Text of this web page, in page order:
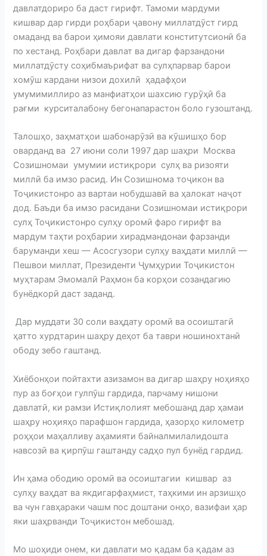
давлатдориро ба даст гирифт. Тамоми мардуми
кишвар дар гирди роҳбари ҷавону миллатдӯст гирд
омаданд ва барои ҳимояи давлати конститутсионӣ ба
по хестанд. Роҳбари давлат ва дигар фарзандони
миллатдӯсту соҳибмаърифат ва сулҳпарвар барои
хомӯш кардани низои дохилӣ ҳадафҳои
умумимиллиро аз манфиатҳои шахсию гурӯҳӣ ба
рағми курситалабону бегонапарастон боло гузоштанд.
Талошҳо, заҳматҳои шабонарӯзӣ ва кӯшишҳо бор
оварданд ва 27 июни соли 1997 дар шаҳри Москва
Созишномаи умумии истиқрори сулҳ ва ризояти
миллӣ ба имзо расид. Ин Созишнома тоҷикон ва
Тоҷикистонро аз вартаи нобудшавӣ ва ҳалокат наҷот
дод. Баъди ба имзо расидани Созишномаи истиқрори
сулҳ Тоҷикистонро сулҳу оромӣ фаро гирифт ва
мардум таҳти роҳбарии хирадмандонаи фарзанди
баруманди хеш — Асосгузори сулҳу ваҳдати миллӣ —
Пешвои миллат, Президенти Ҷумҳурии Тоҷикистон
муҳтарам Эмомалӣ Раҳмон ба корҳои созандагию
бунёдкорӣ даст заданд.
Дар муддати 30 соли ваҳдату оромӣ ва осоиштагӣ
ҳатто хурдтарин шаҳру деҳот ба таври ношинохтанӣ
ободу зебо гаштанд.
Хиёбонҳои пойтахти азизамон ва дигар шаҳру ноҳияҳо
пур аз боғҳои гулпӯш гардида, парчаму нишони
давлатӣ, ки рамзи Истиқлолият мебошанд дар ҳамаи
шаҳру ноҳияҳо парафшон гардида, ҳазорҳо километр
роҳҳои маҳалливу аҳамияти байналмилалидошта
навсозӣ ва қирпӯш гаштанду садҳо пул бунёд гардид.
Ин ҳама ободию оромӣ ва осоиштагии кишвар аз
сулҳу ваҳдат ва якдигарфаҳмист, таҳкими ин арзишҳо
ва чун гавҳараки чашм пос доштани онҳо, вазифаи ҳар
яки шаҳрванди Тоҷикистон мебошад.
Мо шоҳиди онем, ки давлати мо қадам ба қадам аз